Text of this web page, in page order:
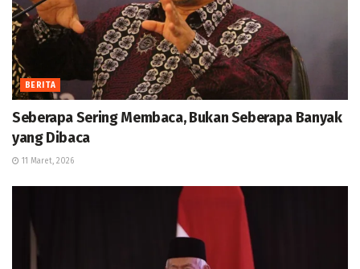
BERITA
Seberapa Sering Membaca, Bukan Seberapa Banyak
yang Dibaca
11 Maret, 2026